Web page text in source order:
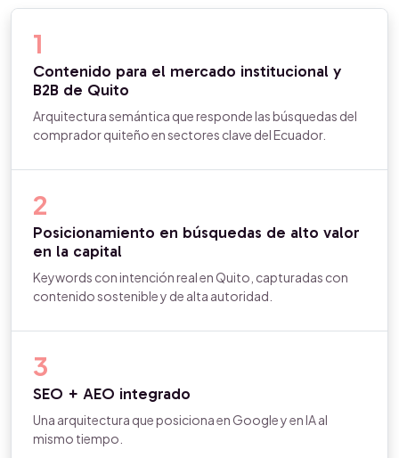
1
Contenido para el mercado institucional y
B2B de Quito
Arquitectura semántica que responde las búsquedas del
comprador quiteño en sectores clave del Ecuador.
2
Posicionamiento en búsquedas de alto valor
en la capital
Keywords con intención real en Quito, capturadas con
contenido sostenible y de alta autoridad.
3
SEO + AEO integrado
Una arquitectura que posiciona en Google y en IA al
mismo tiempo.